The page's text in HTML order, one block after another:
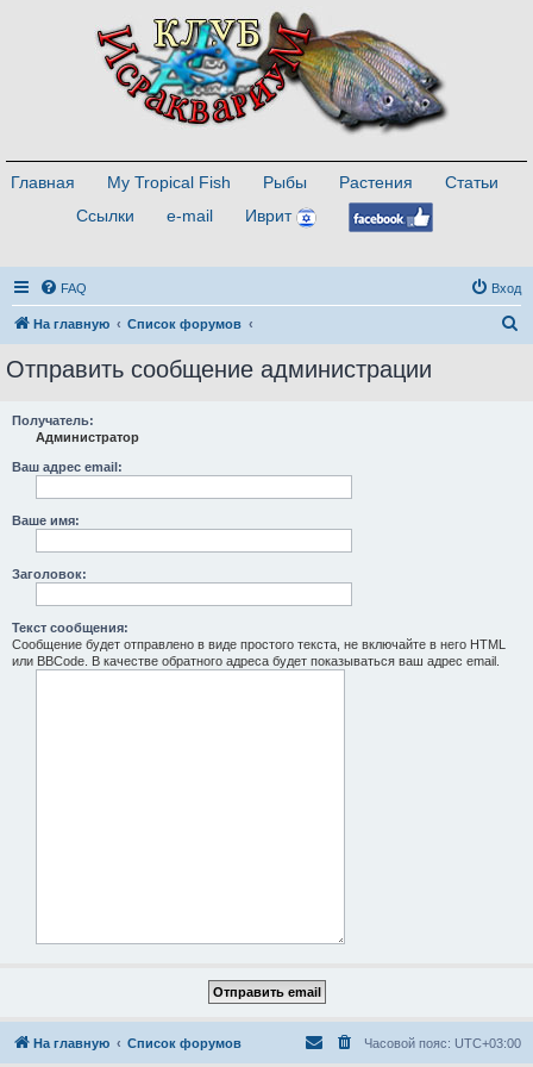
Главная My Tropical Fish Рыбы Растения
Статьи
Ссылки
e-mail Иврит
FAQ Вход
На главную Список форумов
Отправить сообщение администрации
Получатель:
Администратор
Ваш адрес email:
Ваше имя:
Заголовок:
Текст сообщения:
Сообщение будет отправлено в виде простого текста, не включайте в него HTML
или BBCode. В качестве обратного адреса будет показываться ваш адрес email.
На главную Список форумов Часовой пояс: UTC+03:00